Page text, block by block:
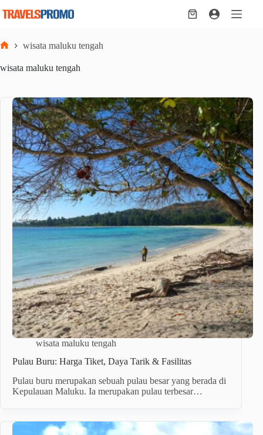
Shopping
wisata maluku tengah
wisata maluku tengah
wisata maluku tengah
Pulau Buru: Harga Tiket, Daya Tarik & Fasilitas
Pulau buru merupakan sebuah pulau besar yang berada di
Kepulauan Maluku. Ia merupakan pulau terbesar…